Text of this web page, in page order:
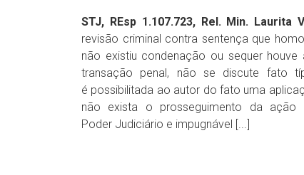
STJ, REsp 1.107.723, Rel. Min. Laurita
revisão criminal contra sentença que
não existiu condenação ou sequer
transação penal, não se discute fato
é possibilitada ao autor do fato uma
não exista o prosseguimento da ação
Poder Judiciário e impugnável [...]